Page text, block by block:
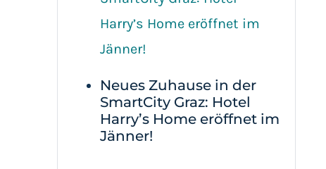
Neues Zuhause in der
SmartCity Graz: Hotel
Harry’s Home eröffnet im
Jänner!